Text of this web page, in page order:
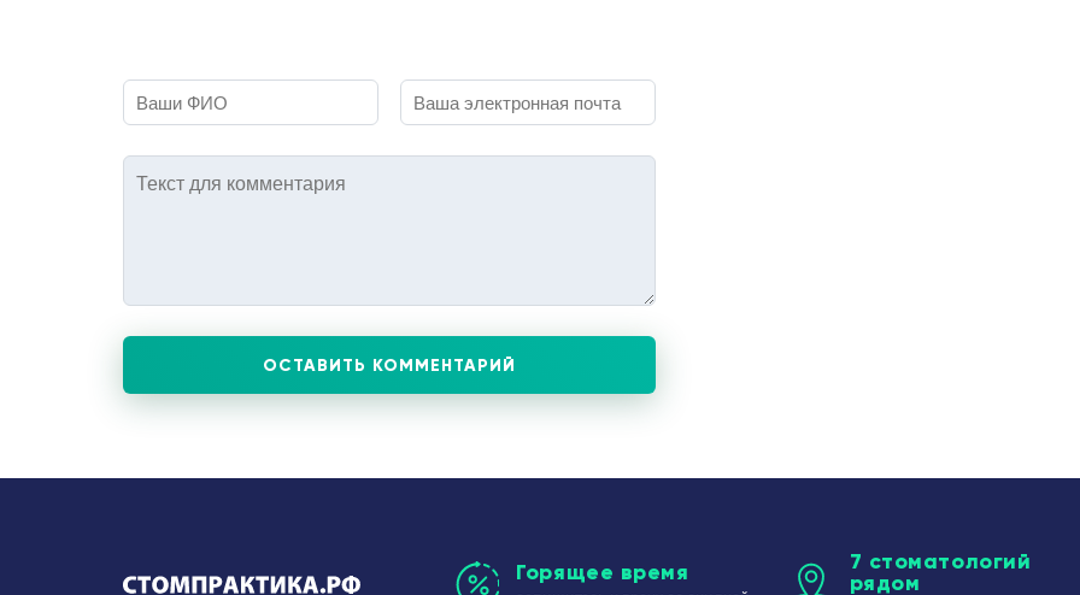
ОСТАВИТЬ КОММЕНТАРИЙ
Горящее время
7 стоматологий
рядом